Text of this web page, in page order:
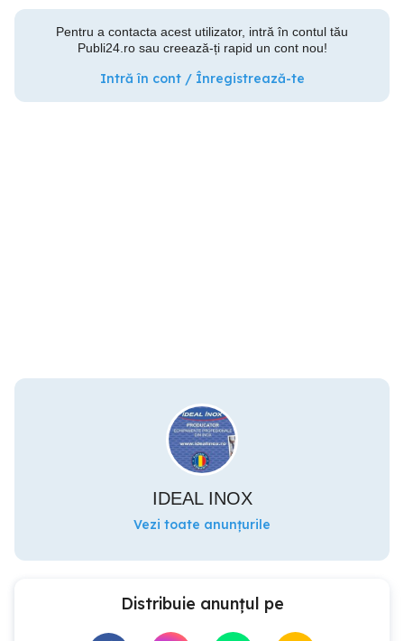
Pentru a contacta acest utilizator, intră în contul tău
Publi24.ro sau creează-ți rapid un cont nou!
Intră în cont / Înregistrează-te
IDEAL INOX
Vezi toate anunțurile
Distribuie anunțul pe